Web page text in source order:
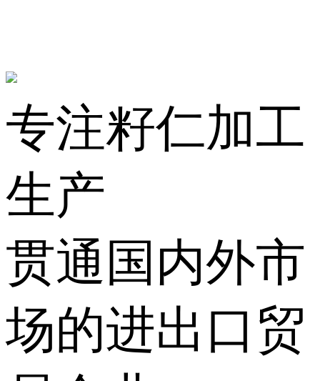
专注籽仁加工
生产
贯通国内外市
场的进出口贸